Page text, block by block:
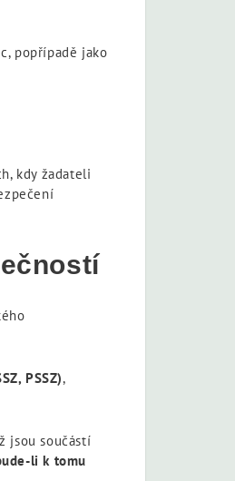
popřípadě jako
kdy žadateli
PSSZ),
jsou součástí
li k tomu